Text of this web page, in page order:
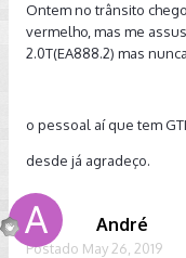
Ontem no trânsito
vermelho, mas me
2.0T(EA888.2) mas
o pessoal aí que tem
desde já agradeço.
André
Postado May 26, 2019